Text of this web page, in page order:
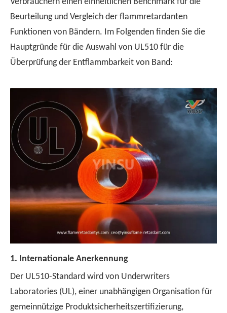
Verbrauchern einen einheitlichen Benchmark für die
Beurteilung und Vergleich der flammretardanten
Funktionen von Bändern. Im Folgenden finden Sie die
Hauptgründe für die Auswahl von UL510 für die
Überprüfung der Entflammbarkeit von Band:
1. Internationale Anerkennung
Der UL510-Standard wird von Underwriters
Laboratories (UL), einer unabhängigen Organisation für
gemeinnützige Produktsicherheitszertifizierung,